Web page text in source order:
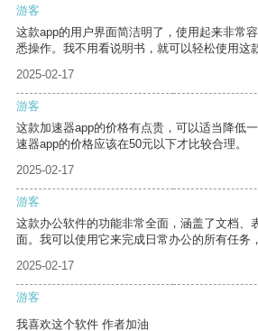
游客
这款app的用户界面简洁明了，使用起来非常
悉操作。我不用看说明书，就可以轻松使用这
2025-02-17
游客
这款加速器app的价格有点贵，可以适当降低
速器app的价格应该在50元以下才比较合理。
2025-02-17
游客
这款办公软件的功能非常全面，涵盖了文档、
面。我可以使用它来完成日常办公的所有任务
2025-02-17
游客
我喜欢这个软件 作者加油